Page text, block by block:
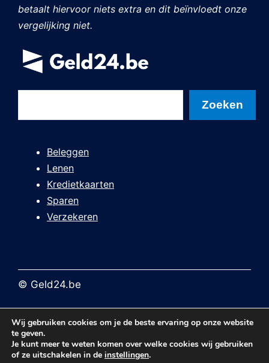
betaalt hiervoor niets extra en dit beïnvloedt onze
vergelijking niet.
Zoeken
Beleggen
Lenen
Kredietkaarten
Sparen
Verzekeren
© Geld24.be
Over ons
Wij gebruiken cookies om je de beste ervaring op onze website
te geven.
Je kunt meer te weten komen over welke cookies wij gebruiken
of ze uitschakelen in de instellingen.